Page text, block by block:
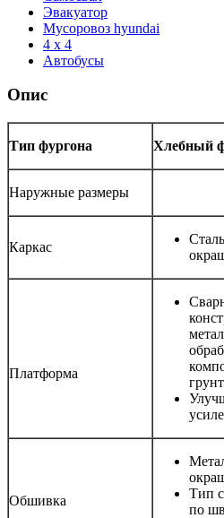
Эвакуатор
Мусоровоз hyundai
4 x 4
Автобусы
Опис
Тип фургона Хлебный
Наружные размеры
Каркас
Платформа
Обшивка
Тип
по